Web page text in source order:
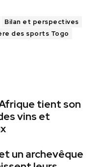
Bilan et perspectives
des sports Togo
tient son
vins et
un archevêque